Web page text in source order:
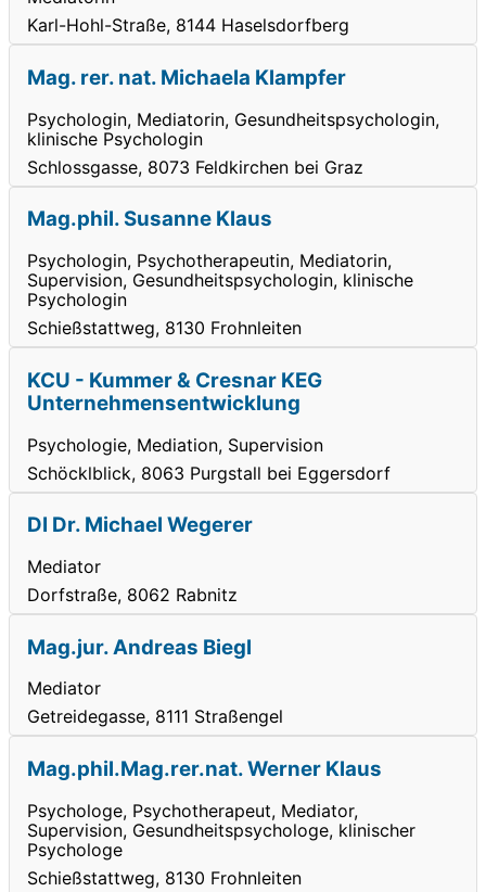
Karl-Hohl-Straße, 8144 Haselsdorfberg
Mag. rer. nat. Michaela Klampfer
Psychologin, Mediatorin, Gesundheitspsychologin,
klinische Psychologin
Schlossgasse, 8073 Feldkirchen bei Graz
Mag.phil. Susanne Klaus
Psychologin, Psychotherapeutin, Mediatorin,
Supervision, Gesundheitspsychologin, klinische
Psychologin
Schießstattweg, 8130 Frohnleiten
KCU - Kummer & Cresnar KEG
Unternehmensentwicklung
Psychologie, Mediation, Supervision
Schöcklblick, 8063 Purgstall bei Eggersdorf
DI Dr. Michael Wegerer
Mediator
Dorfstraße, 8062 Rabnitz
Mag.jur. Andreas Biegl
Mediator
Getreidegasse, 8111 Straßengel
Mag.phil.Mag.rer.nat. Werner Klaus
Psychologe, Psychotherapeut, Mediator,
Supervision, Gesundheitspsychologe, klinischer
Psychologe
Schießstattweg, 8130 Frohnleiten